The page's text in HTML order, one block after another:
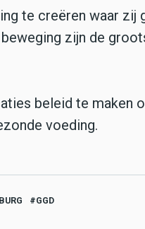
te creëren waar zij
zijn de
beleid te
voeding.
GGD